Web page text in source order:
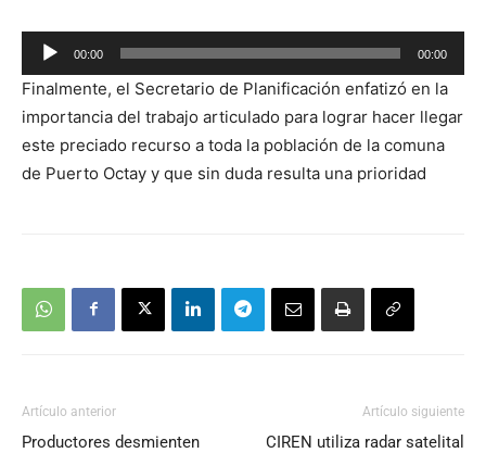
Reproductor
de
audio
00:00 00:00
Finalmente, el Secretario de Planificación enfatizó en la
importancia del trabajo articulado para lograr hacer llegar
este preciado recurso a toda la población de la comuna
de Puerto Octay y que sin duda resulta una prioridad
Artículo anterior
Productores desmienten
Artículo siguiente
CIREN utiliza radar satelital